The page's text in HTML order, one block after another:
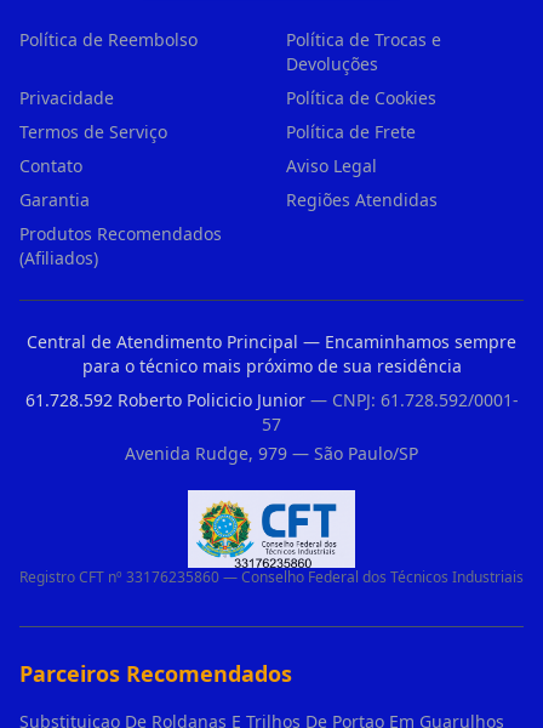
Política de Reembolso
Política de Trocas e
Devoluções
Privacidade
Política de Cookies
Termos de Serviço
Política de Frete
Contato
Aviso Legal
Garantia
Regiões Atendidas
Produtos Recomendados
(Afiliados)
Central de Atendimento Principal — Encaminhamos sempre
para o técnico mais próximo de sua residência
61.728.592 Roberto Policicio Junior— CNPJ: 61.728.592/0001-
57
Avenida Rudge, 979 — São Paulo/SP
Registro CFT nº 33176235860 — Conselho Federal dos Técnicos Industriais
Parceiros Recomendados
Substituicao De Roldanas E Trilhos De Portao Em Guarulhos